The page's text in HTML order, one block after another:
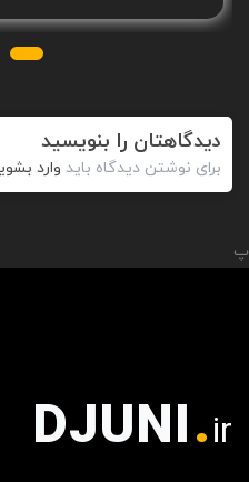
دیدگاهتان را بنویسید
برای نوشتن دیدگاه باید وارد
پ
DJUNI.ir